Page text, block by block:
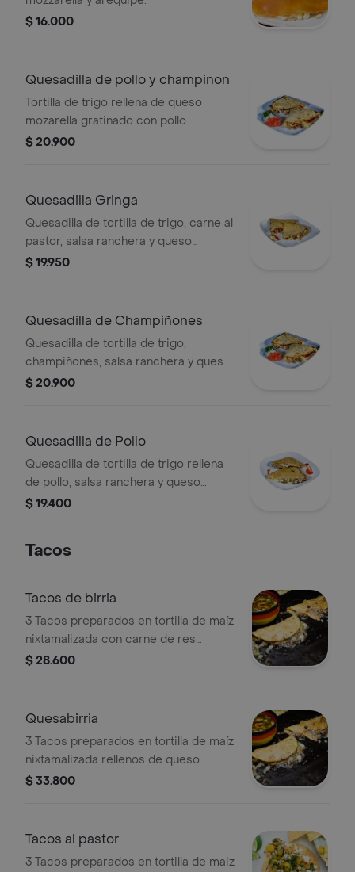
$ 16.000
Quesadilla de pollo y champinon
Tortilla de trigo rellena de queso
mozarella gratinado con pollo
desmechado, champinones y salsa
$ 20.900
Quesadilla Gringa
Quesadilla de tortilla de trigo, carne al
pastor, salsa ranchera y queso
mozzarella.
$ 19.950
Quesadilla de Champiñones
Quesadilla de tortilla de trigo,
champiñones, salsa ranchera y queso
mozzarella.
$ 20.900
Quesadilla de Pollo
Quesadilla de tortilla de trigo rellena
de pollo, salsa ranchera y queso
mozzarella.
$ 19.400
Tacos
Tacos de birria
3 Tacos preparados en tortilla de maíz
nixtamalizada con carne de res
desmechada cocinada 8 horas en
$ 28.600
Quesabirria
3 Tacos preparados en tortilla de maíz
nixtamalizada rellenos de queso
mozarella gratinado y carne de res
acompañados con caldo de birria.
$ 33.800
Tacos al pastor
3 Tacos preparados en tortilla de maiz